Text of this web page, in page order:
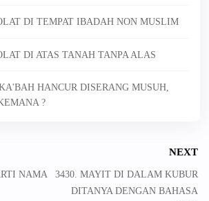
DI TEMPAT IBADAH NON MUSLIM
DI ATAS TANAH TANPA ALAS
HANCUR DISERANG MUSUH,
?
NAMA
NEXT
3430. MAYIT DI DALAM KUBUR
DITANYA DENGAN BAHASA